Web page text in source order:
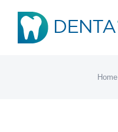
Salta
Home